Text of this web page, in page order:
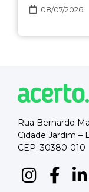
08/07/2026
Rua Bernardo
Cidade Jardim –
CEP: 30380-010